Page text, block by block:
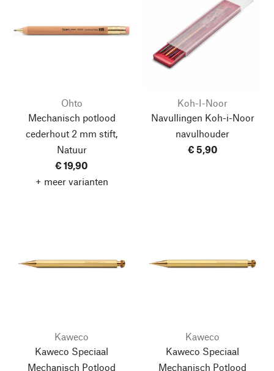
Ohto
Mechanisch potlood
cederhout 2 mm stift,
Natuur
€ 19,90
+ meer varianten
Koh-I-Noor
Navullingen Koh-i-Noor
navulhouder
€ 5,90
Kaweco
Kaweco Speciaal
Mechanisch Potlood
Kaweco
Kaweco Speciaal
Mechanisch Potlood